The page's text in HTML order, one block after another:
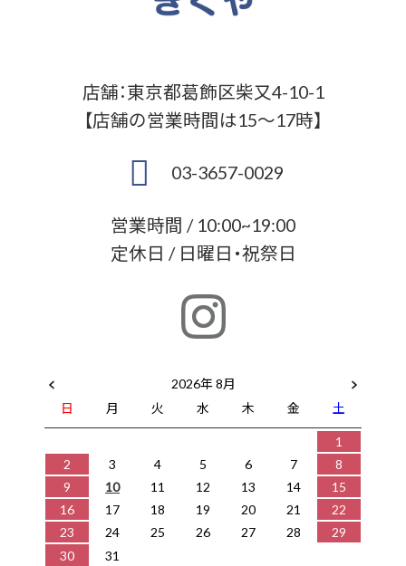
店舗：東京都葛飾区柴又4-10-1
【店舗の営業時間は15～17時】
03-3657-0029
営業時間 / 10:00~19:00
定休日 / 日曜日・祝祭日
2026年 8月
日
月 火 水 木 金
土
1
2
3 4 5 6 7
8
9
10 11 12 13 14
15
16
17 18 19 20 21
22
23
24 25 26 27 28
29
30
31